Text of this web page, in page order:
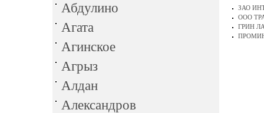
Абдулино
Агата
Агинское
Агрыз
Алдан
Александров
ЗАО
ООО
ГРИН